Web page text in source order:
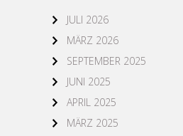
JULI 2026
MÄRZ 2026
SEPTEMBER 2025
JUNI 2025
APRIL 2025
MÄRZ 2025